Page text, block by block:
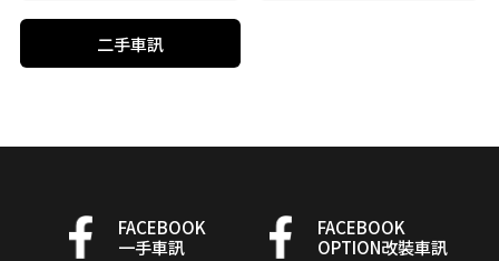
二手車訊
FACEBOOK
一手車訊
FACEBOOK
OPTION改裝車訊